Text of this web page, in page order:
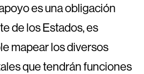
es una obligación
de los Estados, es
mapear los diversos
que tendrán funciones